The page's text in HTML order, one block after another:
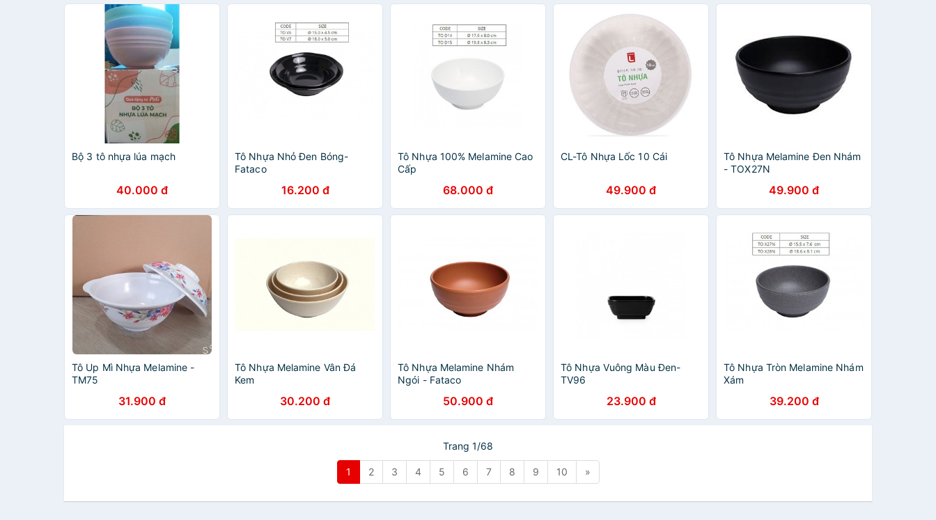
Bộ 3 tô nhựa lúa mạch
40.000 đ
Tô Nhựa Nhỏ Đen Bóng-
Fataco
16.200 đ
Tô Nhựa 100% Melamine Cao
Cấp
68.000 đ
CL-Tô Nhựa Lốc 10 Cái
49.900 đ
Tô Nhựa Melamine Đen Nhám
- TOX27N
49.900 đ
Tô Up Mì Nhựa Melamine -
TM75
31.900 đ
Tô Nhựa Melamine Vân Đá
Kem
30.200 đ
Tô Nhựa Melamine Nhám
Ngói - Fataco
50.900 đ
Tô Nhựa Vuông Màu Đen-
TV96
23.900 đ
Tô Nhựa Tròn Melamine Nhám
Xám
39.200 đ
Trang 1/68
1 2 3 4 5 6 7 8 9 10 »